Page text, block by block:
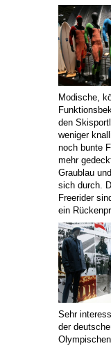
Modische,
den
weniger
noch bunte
mehr
Graublau
sich durch.
Freerider
ein
Sehr
der